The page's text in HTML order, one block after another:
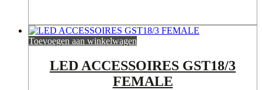
Toevoegen aan winkelwagen
LED ACCESSOIRES GST18/3
FEMALE